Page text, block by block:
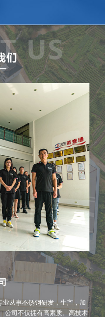
从事不锈钢研发，生产，加
公司不仅拥有高素质、高技术